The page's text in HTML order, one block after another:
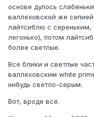
основе дулось
валлеховской же
лайтсиблю с сереньким,
легонько), потом
более светлые.
Все блики и светлые
валлеховским white
нибудь светло-серым.
Вот, вроде всё.